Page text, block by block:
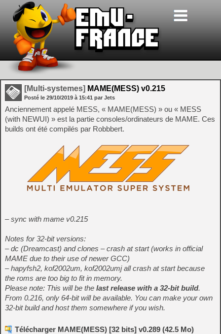
[Multi-systemes] MAME(MESS) v0.215
Posté le 29/10/2019 à 15:41 par Jets
Anciennement appelé MESS, « MAME(MESS) » ou « MESS
(with NEWUI) » est la partie consoles/ordinateurs de MAME. Ces
builds ont été compilés par Robbbert.
– sync with mame v0.215
Notes for 32-bit versions:
– dc (Dreamcast) and clones – crash at start (works in official
MAME due to their use of newer GCC)
– hapyfsh2, kof2002um, kof2002umj all crash at start because
the roms are too big to fit in memory.
Please note: This will be the last release with a 32-bit build.
From 0.216, only 64-bit will be available. You can make your own
32-bit build and host them somewhere if you wish.
Télécharger MAME(MESS) [32 bits] v0.289 (42.5 Mo)